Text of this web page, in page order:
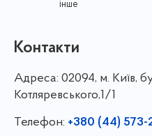
інше
Контакти
Адреса: 02094, м. Київ,
Котляревського,1/1
Телефон: +380 (44) 573-